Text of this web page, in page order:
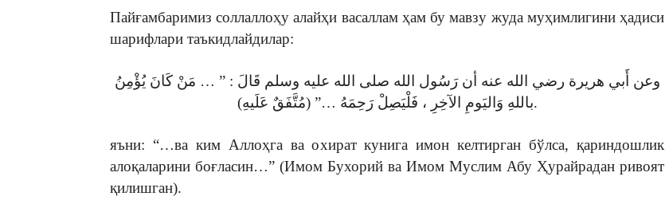
Пайғамбаримиз соллаллоҳу алайҳи васаллам ҳам бу мавзу жуда муҳимлигини ҳадиси
шарифлари таъкидлайдилар:
وعن أَبي هريرة رضي الله عنه أن رَسُول الله صلى الله عليه وسلم قَالَ : ” … مَنْ كَانَ يُؤْمِنُ
باللهِ وَاليَومِ الآخِرِ ، فَلْيَصِلْ رَحِمَهُ …” (مُتَّفَقٌ عَلَيهِ).
яъни: “…ва ким Аллоҳга ва охират кунига имон келтирган бўлса, қариндошлик
алоқаларини боғласин…” (Имом Бухорий ва Имом Муслим Абу Ҳурайрадан ривоят
қилишган).